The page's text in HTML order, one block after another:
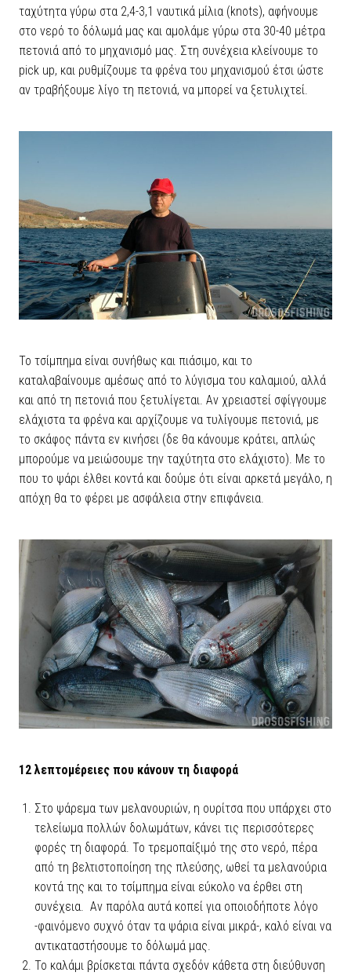
ταχύτητα γύρω στα 2,4-3,1 ναυτικά μίλια (knots), αφήνουμε
στο νερό το δόλωμά μας και αμολάμε γύρω στα 30-40 μέτρα
πετονιά από το μηχανισμό μας. Στη συνέχεια κλείνουμε το
pick up, και ρυθμίζουμε τα φρένα του μηχανισμού έτσι ώστε
αν τραβήξουμε λίγο τη πετονιά, να μπορεί να ξετυλιχτεί.
Το τσίμπημα είναι συνήθως και πιάσιμο, και το
καταλαβαίνουμε αμέσως από το λύγισμα του καλαμιού, αλλά
και από τη πετονιά που ξετυλίγεται. Αν χρειαστεί σφίγγουμε
ελάχιστα τα φρένα και αρχίζουμε να τυλίγουμε πετονιά, με
το σκάφος πάντα εν κινήσει (δε θα κάνουμε κράτει, απλώς
μπορούμε να μειώσουμε την ταχύτητα στο ελάχιστο). Με το
που το ψάρι έλθει κοντά και δούμε ότι είναι αρκετά μεγάλο, η
απόχη θα το φέρει με ασφάλεια στην επιφάνεια.
12 λεπτομέρειες που κάνουν τη διαφορά
Στο ψάρεμα των μελανουριών, η ουρίτσα που υπάρχει στο
τελείωμα πολλών δολωμάτων, κάνει τις περισσότερες
φορές τη διαφορά. Το τρεμοπαίξιμό της στο νερό, πέρα
από τη βελτιστοποίηση της πλεύσης, ωθεί τα μελανούρια
κοντά της και το τσίμπημα είναι εύκολο να έρθει στη
συνέχεια. Αν παρόλα αυτά κοπεί για οποιοδήποτε λόγο
-φαινόμενο συχνό όταν τα ψάρια είναι μικρά-, καλό είναι να
αντικαταστήσουμε το δόλωμά μας.
Το καλάμι βρίσκεται πάντα σχεδόν κάθετα στη διεύθυνση